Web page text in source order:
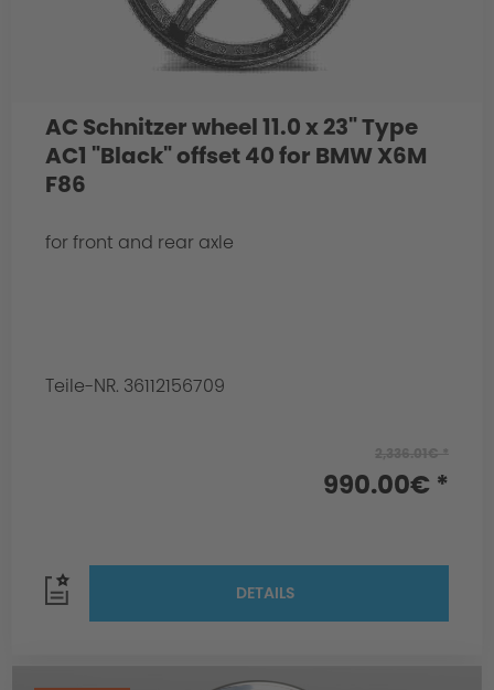
AC Schnitzer wheel 11.0 x 23" Type
AC1 "Black" offset 40 for BMW X6M
F86
for front and rear axle
Teile-NR. 36112156709
990.00€ *
DETAILS